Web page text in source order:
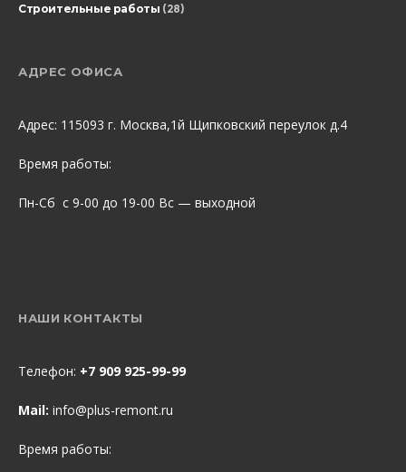
Строительные работы (28)
АДРЕС ОФИСА
Адрес: 115093 г. Москва,1й Щипковский переулок д.4
Время работы:
Пн-Сб с 9-00 до 19-00 Вс — выходной
НАШИ КОНТАКТЫ
Телефон: +7 909 925-99-99
Mail: info@plus-remont.ru
Время работы: